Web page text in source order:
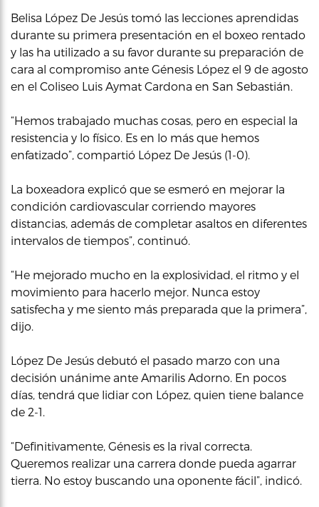
Belisa López De Jesús tomó las lecciones aprendidas
durante su primera presentación en el boxeo rentado
y las ha utilizado a su favor durante su preparación de
cara al compromiso ante Génesis López el 9 de agosto
en el Coliseo Luis Aymat Cardona en San Sebastián.
“Hemos trabajado muchas cosas, pero en especial la
resistencia y lo físico. Es en lo más que hemos
enfatizado”, compartió López De Jesús (1-0).
La boxeadora explicó que se esmeró en mejorar la
condición cardiovascular corriendo mayores
distancias, además de completar asaltos en diferentes
intervalos de tiempos”, continuó.
“He mejorado mucho en la explosividad, el ritmo y el
movimiento para hacerlo mejor. Nunca estoy
satisfecha y me siento más preparada que la primera”,
dijo.
López De Jesús debutó el pasado marzo con una
decisión unánime ante Amarilis Adorno. En pocos
días, tendrá que lidiar con López, quien tiene balance
de 2-1.
“Definitivamente, Génesis es la rival correcta.
Queremos realizar una carrera donde pueda agarrar
tierra. No estoy buscando una oponente fácil”, indicó.